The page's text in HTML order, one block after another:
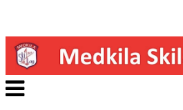
Veksle
navigasjon